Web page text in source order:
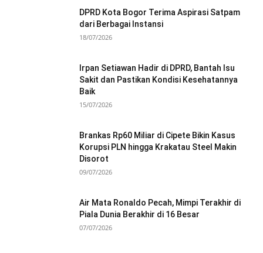
DPRD Kota Bogor Terima Aspirasi Satpam
dari Berbagai Instansi
18/07/2026
Irpan Setiawan Hadir di DPRD, Bantah Isu
Sakit dan Pastikan Kondisi Kesehatannya
Baik
15/07/2026
Brankas Rp60 Miliar di Cipete Bikin Kasus
Korupsi PLN hingga Krakatau Steel Makin
Disorot
09/07/2026
Air Mata Ronaldo Pecah, Mimpi Terakhir di
Piala Dunia Berakhir di 16 Besar
07/07/2026